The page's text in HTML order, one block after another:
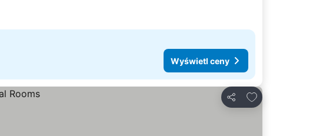
Wyświetl ceny
Udostępnij
Dodaj do ulubionych